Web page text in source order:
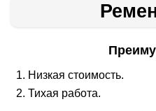
Низкая стоимость.
Тихая работа.